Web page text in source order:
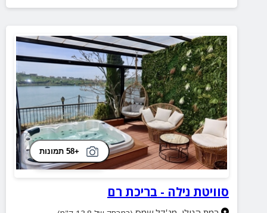
+58 תמונות
סוויטת נילה - בריכת רם